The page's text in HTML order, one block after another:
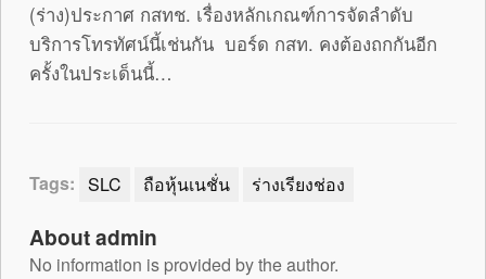
(ร่าง)ประกาศ กสทช. เรื่องหลักเกณฑ์การจัดลำดับ
บริการโทรทัศน์นี้เช่นกัน บอร์ด กสท. คงต้องถกกันอีก
ครั้งในประเด็นนี้…
Tags: SLC ถือหุ้นเนชั่น ร่างเรียงช่อง
About admin
No information is provided by the author.